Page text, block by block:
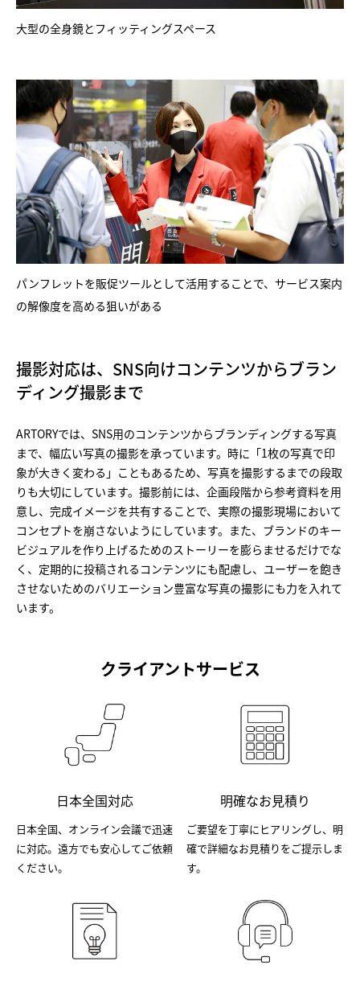
大型の全身鏡とフィッティングスペース
パンフレットを販促ツールとして活用することで、サービス案内
の解像度を高める狙いがある
撮影対応は、SNS向けコンテンツからブラン
ディング撮影まで
ARTORYでは、SNS用のコンテンツからブランディングする写真
まで、幅広い写真の撮影を承っています。時に「1枚の写真で印
象が大きく変わる」こともあるため、写真を撮影するまでの段取
りも大切にしています。撮影前には、企画段階から参考資料を用
意し、完成イメージを共有することで、実際の撮影現場において
コンセプトを崩さないようにしています。また、ブランドのキー
ビジュアルを作り上げるためのストーリーを膨らませるだけでな
く、定期的に投稿されるコンテンツにも配慮し、ユーザーを飽き
させないためのバリエーション豊富な写真の撮影にも力を入れて
います。
クライアントサービス
日本全国対応
日本全国、オンライン会議で迅速
に対応。遠方でも安心してご依頼
ください。
明確なお見積り
ご要望を丁寧にヒアリングし、明
確で詳細なお見積りをご提示しま
す。